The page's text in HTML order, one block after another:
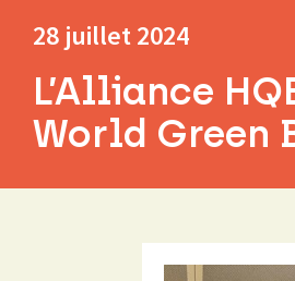
28 juillet 2024
L’Alliance
World Green